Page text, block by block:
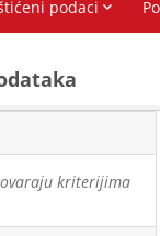
kriterijima